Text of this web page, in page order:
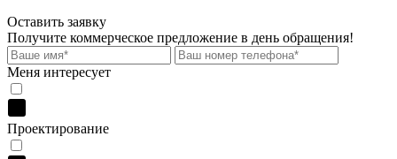
Оставить заявку
Получите коммерческое предложение в день обращения!
Меня интересует
Проектирование